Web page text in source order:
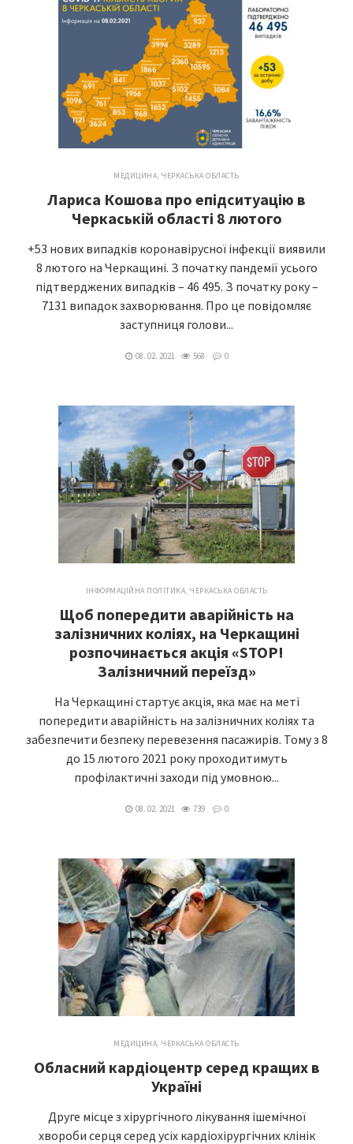
МЕДИЦИНА, ЧЕРКАСЬКА ОБЛАСТЬ
Лариса Кошова про епідситуацію в
Черкаській області 8 лютого
+53 нових випадків коронавірусної інфекції виявили
8 лютого на Черкащині. З початку пандемії усього
підтверджених випадків – 46 495. З початку року –
7131 випадок захворювання. Про це повідомляє
заступниця голови...
08. 02. 2021 568 0
ІНФОРМАЦІЙНА ПОЛІТИКА, ЧЕРКАСЬКА ОБЛАСТЬ
Щоб попередити аварійність на
залізничних коліях, на Черкащині
розпочинається акція «STOP!
Залізничний переїзд»
На Черкащині стартує акція, яка має на меті
попередити аварійність на залізничних коліях та
забезпечити безпеку перевезення пасажирів. Тому з 8
до 15 лютого 2021 року проходитимуть
профілактичні заходи під умовною...
08. 02. 2021 739 0
МЕДИЦИНА, ЧЕРКАСЬКА ОБЛАСТЬ
Обласний кардіоцентр серед кращих в
Україні
Друге місце з хірургічного лікування ішемічної
хвороби серця серед усіх кардіохірургічних клінік